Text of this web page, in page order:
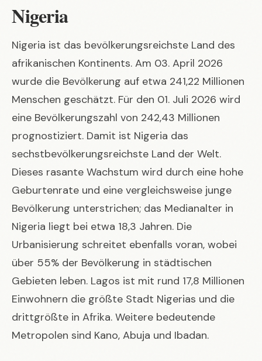
Nigeria
Nigeria ist das bevölkerungsreichste Land des
afrikanischen Kontinents. Am 03. April 2026
wurde die Bevölkerung auf etwa 241,22 Millionen
Menschen geschätzt. Für den 01. Juli 2026 wird
eine Bevölkerungszahl von 242,43 Millionen
prognostiziert. Damit ist Nigeria das
sechstbevölkerungsreichste Land der Welt.
Dieses rasante Wachstum wird durch eine hohe
Geburtenrate und eine vergleichsweise junge
Bevölkerung unterstrichen; das Medianalter in
Nigeria liegt bei etwa 18,3 Jahren. Die
Urbanisierung schreitet ebenfalls voran, wobei
über 55% der Bevölkerung in städtischen
Gebieten leben. Lagos ist mit rund 17,8 Millionen
Einwohnern die größte Stadt Nigerias und die
drittgrößte in Afrika. Weitere bedeutende
Metropolen sind Kano, Abuja und Ibadan.